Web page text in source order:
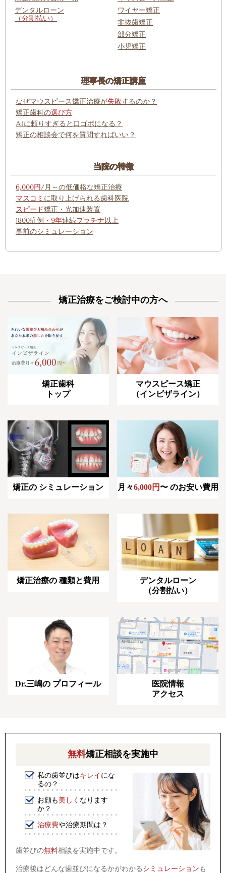
デンタルローン
（分割払い）
ワイヤー矯正
非抜歯矯正
部分矯正
小児矯正
理事長の矯正講座
なぜマウスピース矯正治療が失敗するのか？
矯正歯科の選び方
AIに頼りすぎると口ゴボになる？
矯正の相談会で何を質問すればいい？
当院の特徴
6,000円/月～の低価格な矯正治療
マスコミ に取り上げられる歯科医院
スピード矯正・光加速装置
1800症例・ 9年連続プラチナ以上
事前のシミュレーション
矯正治療をご検討中の方へ
矯正歯科
トップ
マウスピース矯正
（インビザライン）
矯正の シミュレーション 月々6,000円 〜 のお安い費用
矯正治療の 種類と費用
デンタルローン
（分割払い）
Dr.三嶋の プロフィール
医院情報
アクセス
無料矯正相談を実施中
私の歯並びはキレイにな
るの？
お顔も美しく なります
か？
治療費や治療期間は？
歯並びの無料相談を実施中です。
治療後はどんな歯並びになるかがわかるシミュレーションも